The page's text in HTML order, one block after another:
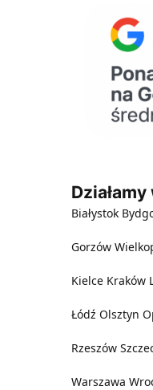
Białystok
Gorzów
Kielce Kraków
Łódź Olsztyn
Rzeszów
Warszawa